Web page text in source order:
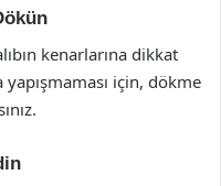
kenarlarına dikkat
yapışmaması için, dökme